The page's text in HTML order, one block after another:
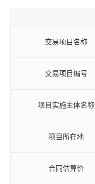
交易项目名称
交易项目编号
项目实施主体名称
项目所在地
合同估算价